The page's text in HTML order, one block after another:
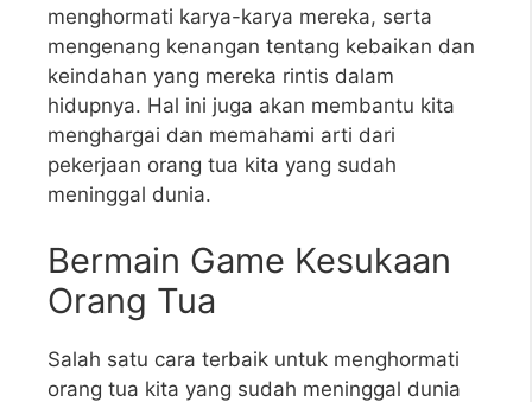
menghormati karya-karya mereka, serta
mengenang kenangan tentang kebaikan dan
keindahan yang mereka rintis dalam
hidupnya. Hal ini juga akan membantu kita
menghargai dan memahami arti dari
pekerjaan orang tua kita yang sudah
meninggal dunia.
Bermain Game Kesukaan
Orang Tua
Salah satu cara terbaik untuk menghormati
orang tua kita yang sudah meninggal dunia